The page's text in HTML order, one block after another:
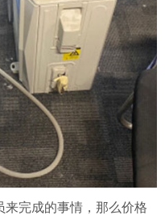
完成的事情，那么价格